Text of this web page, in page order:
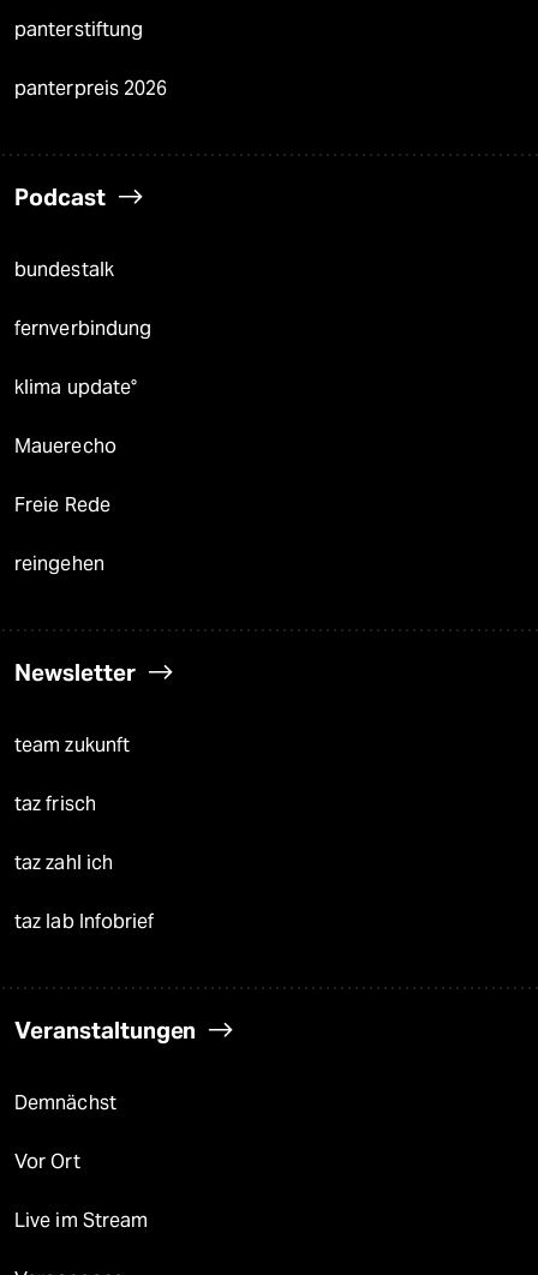
panterstiftung
panterpreis 2026
Podcast
bundestalk
fernverbindung
klima update°
Mauerecho
Freie Rede
reingehen
Newsletter
team zukunft
taz frisch
taz zahl ich
taz lab Infobrief
Veranstaltungen
Demnächst
Vor Ort
Live im Stream